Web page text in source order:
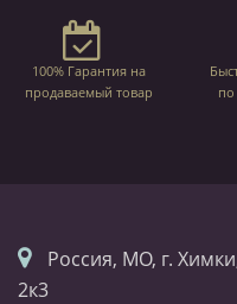
100% Гарантия на
продаваемый товар
по
Россия, МО, г.
2к3